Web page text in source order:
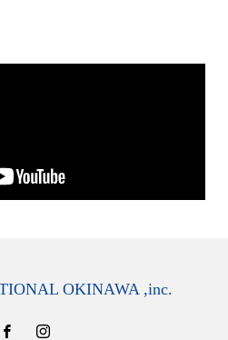
OKINAWA ,inc.